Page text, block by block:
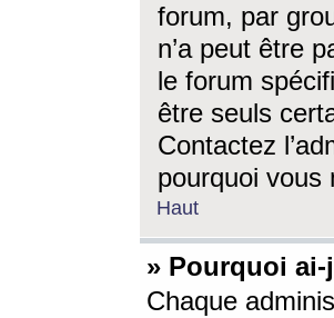
forum, par
n’a peut être
le forum
être seuls
Contactez
pourquoi vous
Haut
» Pourquoi
Chaque